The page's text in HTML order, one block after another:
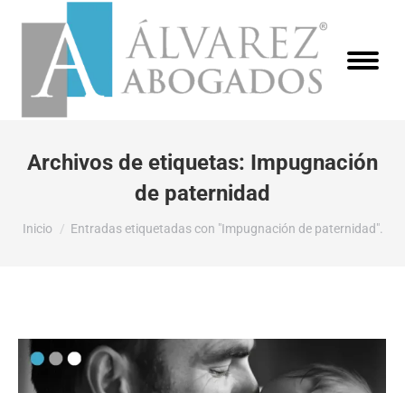
Archivos de etiquetas: Impugnación
de paternidad
Estás aquí:
Inicio Entradas etiquetadas con "Impugnación de paternidad".